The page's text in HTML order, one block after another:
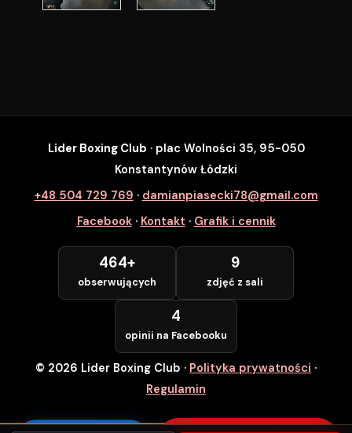
SZYBKI ZAPIS
Zapisz się na wybrane zajęcia
Numer Telefonu *
POTWIERDZAM — WCHODZĘ ZA
DARMO
Lider Boxing Club · plac Wolności 35, 95-050
Konstantynów Łódzki
+48 504 729 769 · damianpiasecki78@gmail.com
Facebook· Kontakt · Grafik i cennik
464+
obserwujących
9
zdjęć z sali
4
opinii na Facebooku
© 2026 Lider Boxing Club · Polityka prywatności ·
Regulamin